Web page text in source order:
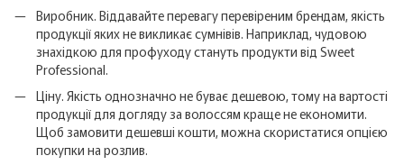
Виробник. Віддавайте перевагу перевіреним брендам, якість
продукції яких не викликає сумнівів. Наприклад, чудовою
знахідкою для профуходу стануть продукти від Sweet
Professional.
Ціну. Якість однозначно не буває дешевою, тому на вартості
продукції для догляду за волоссям краще не економити.
Щоб замовити дешевші кошти, можна скористатися опцією
покупки на розлив.